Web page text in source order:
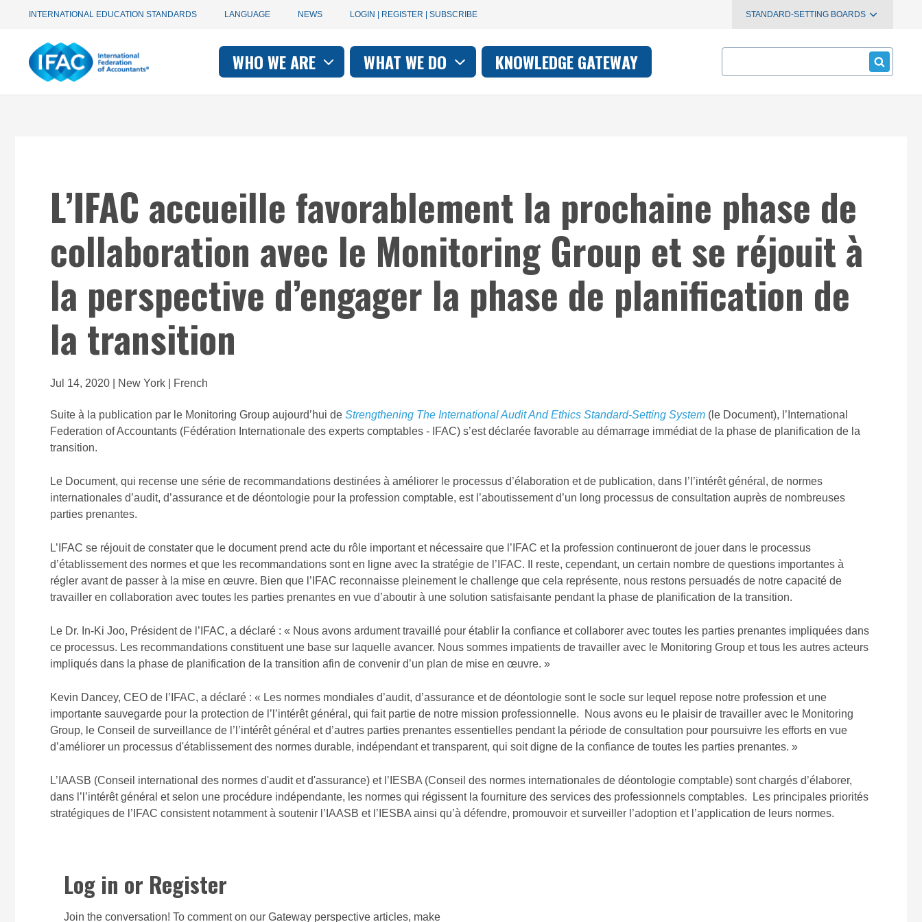
Utility
navigation
INTERNATIONAL EDUCATION STANDARDS LANGUAGE NEWS
User
account
menu
LOGIN | REGISTER | SUBSCRIBE STANDARD-SETTING BOARDS
Main
navigation
WHO WE ARE WHAT WE DO KNOWLEDGE GATEWAY Search
L’IFAC accueille favorablement la prochaine phase de
collaboration avec le Monitoring Group et se réjouit à
la perspective d’engager la phase de planification de
la transition
Jul 14, 2020 | New York | French
Suite à la publication par le Monitoring Group aujourd’hui de Strengthening The International Audit And Ethics Standard-Setting System (le Document), l’International
Federation of Accountants (Fédération Internationale des experts comptables - IFAC) s’est déclarée favorable au démarrage immédiat de la phase de planification de la
transition.
Le Document, qui recense une série de recommandations destinées à améliorer le processus d’élaboration et de publication, dans l’l’intérêt général, de normes
internationales d’audit, d’assurance et de déontologie pour la profession comptable, est l’aboutissement d’un long processus de consultation auprès de nombreuses
parties prenantes.
L’IFAC se réjouit de constater que le document prend acte du rôle important et nécessaire que l’IFAC et la profession continueront de jouer dans le processus
d’établissement des normes et que les recommandations sont en ligne avec la stratégie de l’IFAC. Il reste, cependant, un certain nombre de questions importantes à
régler avant de passer à la mise en œuvre. Bien que l’IFAC reconnaisse pleinement le challenge que cela représente, nous restons persuadés de notre capacité de
travailler en collaboration avec toutes les parties prenantes en vue d’aboutir à une solution satisfaisante pendant la phase de planification de la transition.
Le Dr. In-Ki Joo, Président de l’IFAC, a déclaré : « Nous avons ardument travaillé pour établir la confiance et collaborer avec toutes les parties prenantes impliquées dans
ce processus. Les recommandations constituent une base sur laquelle avancer. Nous sommes impatients de travailler avec le Monitoring Group et tous les autres acteurs
impliqués dans la phase de planification de la transition afin de convenir d’un plan de mise en œuvre. »
Kevin Dancey, CEO de l’IFAC, a déclaré : « Les normes mondiales d’audit, d’assurance et de déontologie sont le socle sur lequel repose notre profession et une
importante sauvegarde pour la protection de l’l’intérêt général, qui fait partie de notre mission professionnelle. Nous avons eu le plaisir de travailler avec le Monitoring
Group, le Conseil de surveillance de l’l’intérêt général et d’autres parties prenantes essentielles pendant la période de consultation pour poursuivre les efforts en vue
d’améliorer un processus d'établissement des normes durable, indépendant et transparent, qui soit digne de la confiance de toutes les parties prenantes. »
L’IAASB (Conseil international des normes d'audit et d'assurance) et l’IESBA (Conseil des normes internationales de déontologie comptable) sont chargés d’élaborer,
dans l’l’intérêt général et selon une procédure indépendante, les normes qui régissent la fourniture des services des professionnels comptables. Les principales priorités
stratégiques de l’IFAC consistent notamment à soutenir l’IAASB et l’IESBA ainsi qu’à défendre, promouvoir et surveiller l’adoption et l’application de leurs normes.
Log in or Register
Join the conversation! To comment on our Gateway perspective articles, make